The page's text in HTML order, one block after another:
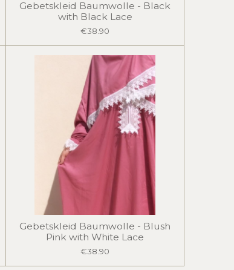
Gebetskleid Baumwolle - Black
with Black Lace
€38.90
Gebetskleid Baumwolle - Blush
Pink with White Lace
€38.90